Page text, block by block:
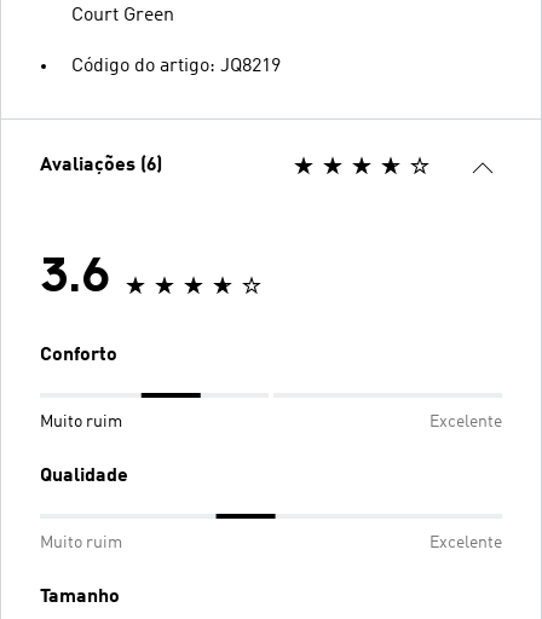
Court Green
Código do artigo: JQ8219
Avaliações (6)
3.6
Conforto
Muito ruim Excelente
Qualidade
Muito ruim Excelente
Tamanho